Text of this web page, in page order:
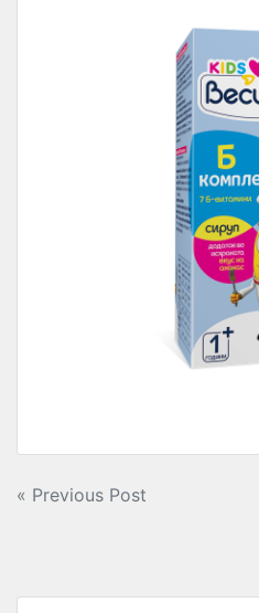
Навигација
« Previous Post